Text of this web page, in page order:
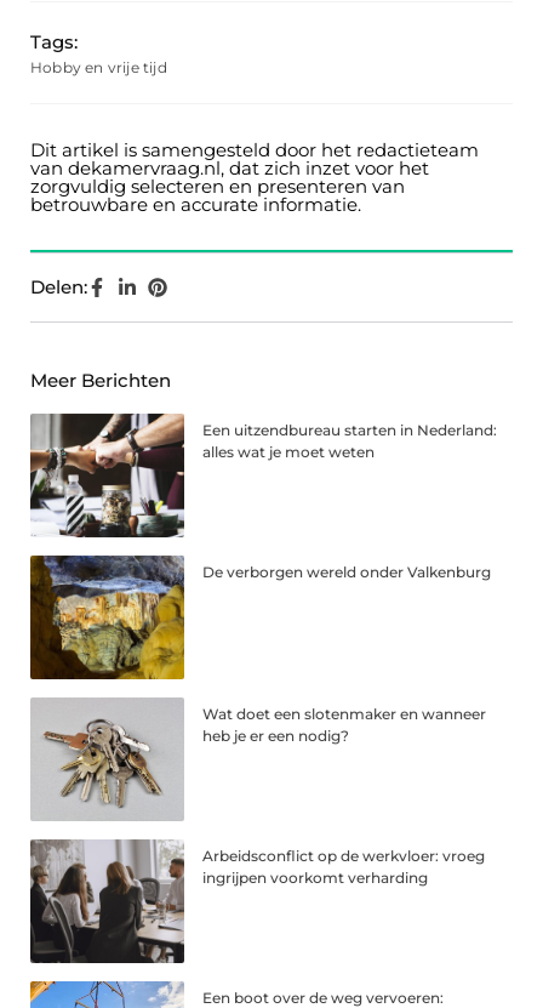
Tags:
Hobby en vrije tijd
Dit artikel is samengesteld door het redactieteam
van dekamervraag.nl, dat zich inzet voor het
zorgvuldig selecteren en presenteren van
betrouwbare en accurate informatie.
Delen:
Meer Berichten
Een uitzendbureau starten in Nederland:
alles wat je moet weten
De verborgen wereld onder Valkenburg
Wat doet een slotenmaker en wanneer
heb je er een nodig?
Arbeidsconflict op de werkvloer: vroeg
ingrijpen voorkomt verharding
Een boot over de weg vervoeren: